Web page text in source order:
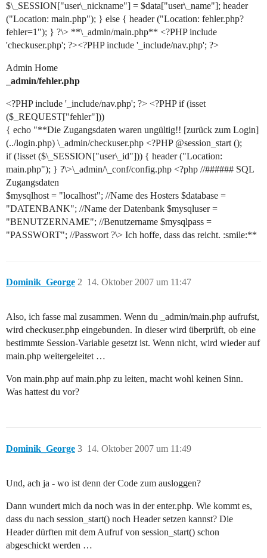
$\_SESSION["user\_nickname"] = $data["user\_name"]; header
("Location: main.php"); } else { header ("Location: fehler.php?
fehler=1"); } ?\> **\_admin/main.php** <?PHP include
'checkuser.php'; ?><?PHP include '_include/nav.php'; ?>
Admin Home
_admin/fehler.php
<?PHP include '_include/nav.php'; ?> <?PHP if (isset
($_REQUEST["fehler"]))
{ echo "**Die Zugangsdaten waren ungültig!! [zurück zum Login]
(../login.php) \_admin/checkuser.php <?PHP @session_start ();
if (!isset ($\_SESSION["user\_id"])) { header ("Location:
main.php"); } ?\>\_admin/\_conf/config.php <?php //###### SQL
Zugangsdaten
$mysqlhost = "localhost"; //Name des Hosters $database =
"DATENBANK"; //Name der Datenbank $mysqluser =
"BENUTZERNAME"; //Benutzername $mysqlpass =
"PASSWORT"; //Passwort ?\> Ich hoffe, dass das reicht. :smile:**
Dominik_George 14. Oktober 2007 um 11:47
2
Also, ich fasse mal zusammen. Wenn du _admin/main.php aufrufst,
wird checkuser.php eingebunden. In dieser wird überprüft, ob eine
bestimmte Session-Variable gesetzt ist. Wenn nicht, wird wieder auf
main.php weitergeleitet …
Von main.php auf main.php zu leiten, macht wohl keinen Sinn.
Was hattest du vor?
Dominik_George 14. Oktober 2007 um 11:49
3
Und, ach ja - wo ist denn der Code zum ausloggen?
Dann wundert mich da noch was in der enter.php. Wie kommt es,
dass du nach session_start() noch Header setzen kannst? Die
Header dürften mit dem Aufruf von session_start() schon
abgeschickt werden …